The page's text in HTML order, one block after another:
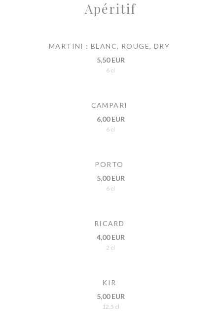
Apéritif
MARTINI : BLANC, ROUGE, DRY
5,50 EUR
6 cl
CAMPARI
6,00 EUR
6 cl
PORTO
5,00 EUR
6 cl
RICARD
4,00 EUR
2 cl
KIR
5,00 EUR
12,5 cl